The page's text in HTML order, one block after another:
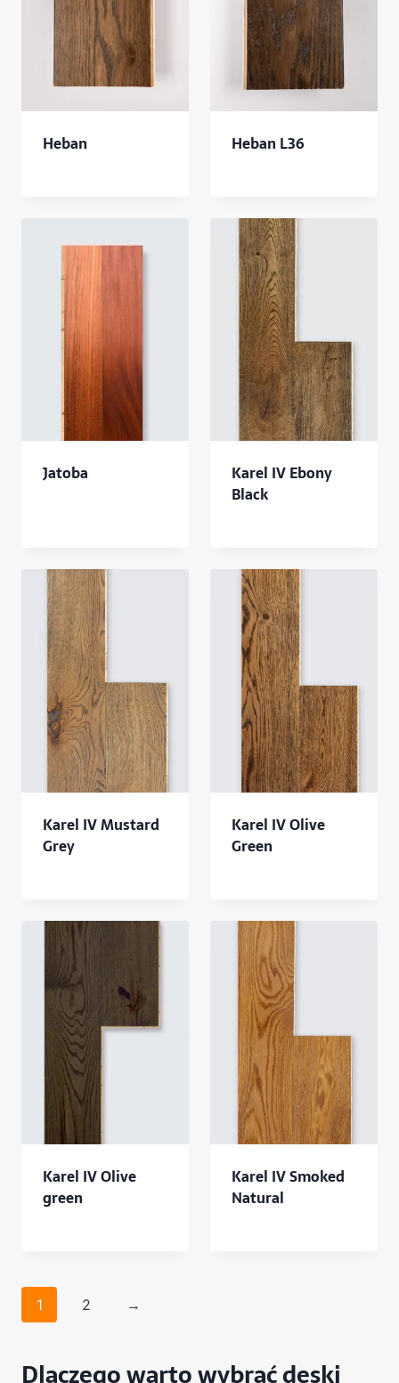
Heban Heban L36
Jatoba
Karel IV Ebony
Black
Karel IV Mustard
Grey
Karel IV Olive
Green
Karel IV Olive
green
Karel IV Smoked
Natural
1 2 →
Dlaczego warto wybrać deski